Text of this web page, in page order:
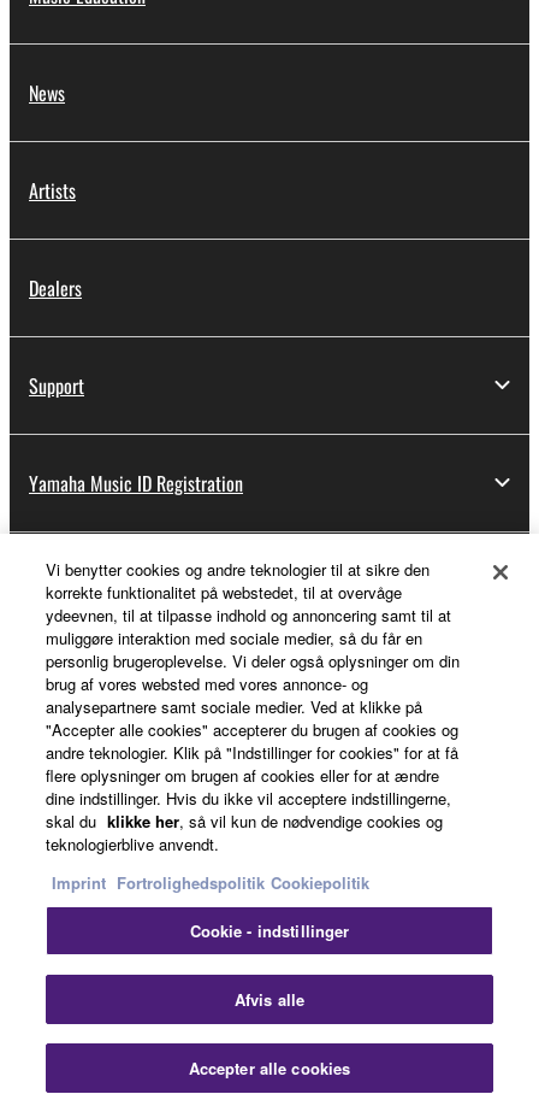
News
Artists
Dealers
Support
Yamaha Music ID Registration
About Yamaha
Danmark - English
Business
Kontakt osBetingelser og vilkårFortrolighedspolitik
CookiepolitikImprint
© Yamaha Corporation.
Vi benytter cookies og andre teknologier til at sikre den
korrekte funktionalitet på webstedet, til at overvåge
ydeevnen, til at tilpasse indhold og annoncering samt til at
muliggøre interaktion med sociale medier, så du får en
personlig brugeroplevelse. Vi deler også oplysninger om din
brug af vores websted med vores annonce- og
analysepartnere samt sociale medier. Ved at klikke på
"Accepter alle cookies" accepterer du brugen af cookies og
andre teknologier. Klik på "Indstillinger for cookies" for at få
flere oplysninger om brugen af cookies eller for at ændre
dine indstillinger. Hvis du ikke vil acceptere indstillingerne,
skal du klikke her, så vil kun de nødvendige cookies og
teknologierblive anvendt.
Imprint Fortrolighedspolitik Cookiepolitik
Cookie - indstillinger
Afvis alle
Accepter alle cookies